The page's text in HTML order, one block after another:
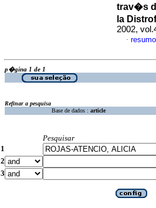
trav�s
la
2002,
·
p�gina 1 de 1
Refinar a pesquisa
Base de dados : article
Pesquisar
1
2
3